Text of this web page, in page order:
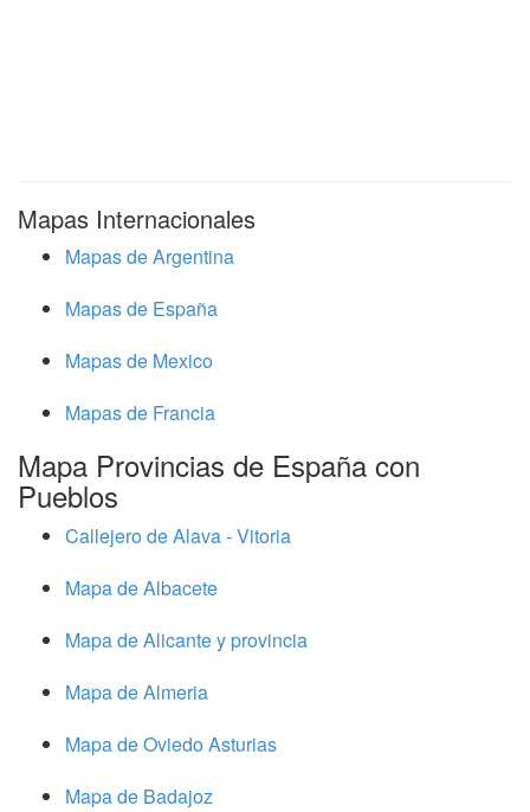
Mapas Internacionales
Mapas de Argentina
Mapas de España
Mapas de Mexico
Mapas de Francia
Mapa Provincias de España con
Pueblos
Callejero de Alava - Vitoria
Mapa de Albacete
Mapa de Alicante y provincia
Mapa de Almeria
Mapa de Oviedo Asturias
Mapa de Badajoz